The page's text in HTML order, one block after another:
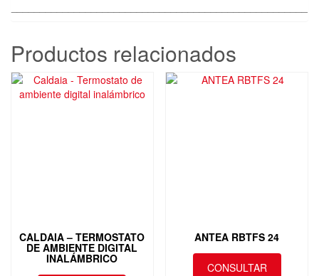
Productos relacionados
CALDAIA – TERMOSTATO
DE AMBIENTE DIGITAL
INALÁMBRICO
ANTEA RBTFS 24
CONSULTAR